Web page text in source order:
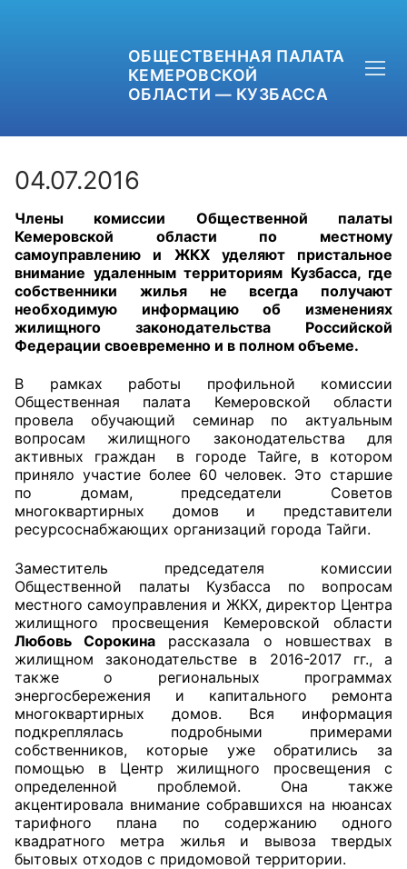
ОБЩЕСТВЕННАЯ ПАЛАТА
КЕМЕРОВСКОЙ
ОБЛАСТИ — КУЗБАССА
+7 (3842) 58-82-40
OPKO42@BK.RU
ОБРАТНАЯ СВЯЗЬ
Главная
Общественные советы
Общественные советы при территориальных
исполнительной власти
Общественные советы по проведению
независимой оценки качества условий
оказания услуг
О Палате
Структура Палаты
Комиссии
Экспертный совет ОП КО
Совет ОП КО
04.07.2016
Члены комиссии Общественной палаты
Кемеровской области по местному
самоуправлению и ЖКХ уделяют пристальное
внимание удаленным территориям Кузбасса, где
собственники жилья не всегда получают
необходимую информацию об изменениях
жилищного законодательства Российской
Федерации своевременно и в полном объеме.
В рамках работы профильной комиссии
Общественная палата Кемеровской области
провела обучающий семинар по актуальным
вопросам жилищного законодательства для
активных граждан в городе Тайге, в котором
приняло участие более 60 человек. Это старшие
по домам, председатели Советов
многоквартирных домов и представители
ресурсоснабжающих организаций города Тайги.
Заместитель председателя комиссии
Общественной палаты Кузбасса по вопросам
местного самоуправления и ЖКХ, директор Центра
жилищного просвещения Кемеровской области
Любовь Сорокина рассказала о новшествах в
жилищном законодательстве в 2016-2017 гг., а
также о региональных программах
энергосбережения и капитального ремонта
многоквартирных домов. Вся информация
подкреплялась подробными примерами
собственников, которые уже обратились за
помощью в Центр жилищного просвещения с
определенной проблемой. Она также
акцентировала внимание собравшихся на нюансах
тарифного плана по содержанию одного
квадратного метра жилья и вывоза твердых
бытовых отходов с придомовой территории.